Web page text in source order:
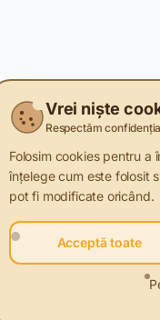
Vrei niște
Respectăm
Folosim cookies pentru a
înțelege cum este folosit
pot fi modificate oricând.
Acceptă toate